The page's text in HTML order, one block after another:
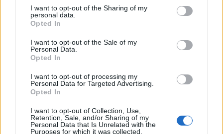
not limited to your visit or usage behaviour. You may click to
grant or deny consent to Google and its third-party tags to
use your data for below specified purposes in below Google
consent section.
I want to opt-out of the Sharing of my
personal data.
Opted In
I want to opt-out of the Sale of my
Personal Data.
Opted In
I want to opt-out of processing my
Personal Data for Targeted Advertising.
Opted In
I want to opt-out of Collection, Use,
Retention, Sale, and/or Sharing of my
Personal Data that Is Unrelated with the
Purposes for which it was collected.
Szerelemre hangolva: Alfa Romeo
Junior
edeleny beres• 2025. március 03.
amely egyben életstílust is kölcsönöz használójának.
Több mint száztíz éves története során ...
Zemplén Rally 2024, a bajnokság